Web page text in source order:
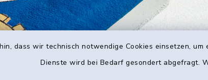
dass wir technisch notwendige Cookies einsetzen,
Dienste wird bei Bedarf gesondert abgefragt.